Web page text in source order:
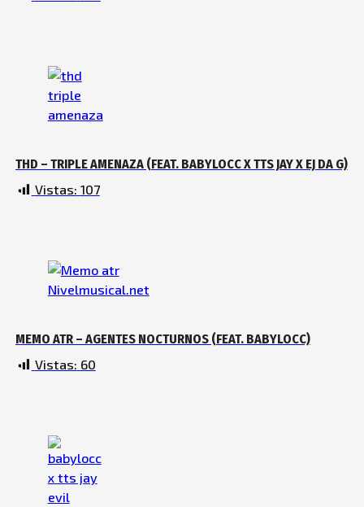
THD – TRIPLE AMENAZA (FEAT. BABYLOCC X TTS JAY X EJ DA G)
Vistas: 107
MEMO ATR – AGENTES NOCTURNOS (FEAT. BABYLOCC)
Vistas: 60